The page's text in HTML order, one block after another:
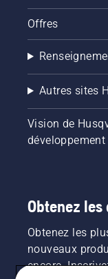
Offres
Autres sites
Vision de
Obtenez
Obtenez les
nouveaux
encore.